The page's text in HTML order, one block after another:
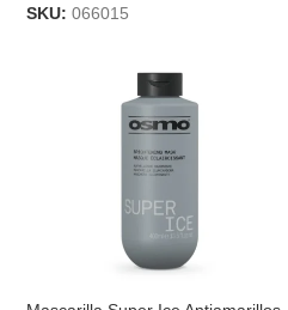
SKU: 066015